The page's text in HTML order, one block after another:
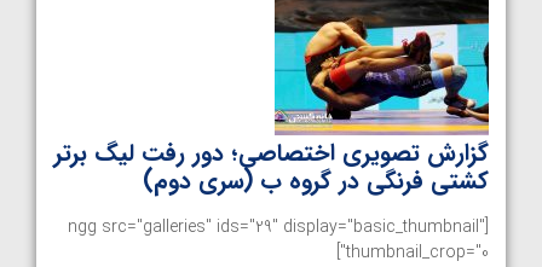
گزارش تصویری اختصاصی؛ دور رفت لیگ برتر
کشتی فرنگی در گروه ب (سری دوم)
[ngg src="galleries" ids="29" display="basic_thumbnail"
thumbnail_crop="0"]